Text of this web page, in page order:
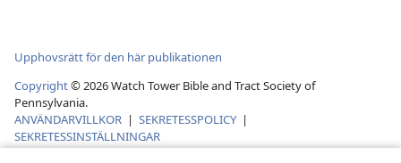
Upphovsrätt för den här publikationen
Copyright©2026Watch Tower Bible and Tract Society of
Pennsylvania.
ANVÄNDARVILLKOR | SEKRETESSPOLICY |
SEKRETESSINSTÄLLNINGAR